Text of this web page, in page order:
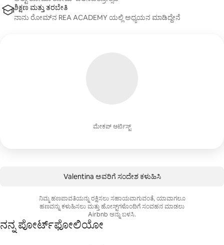
ಮೇಕಪ್ ಆರ್ಟಿಸ್ಟ್
ಶಿಕ್ಷಣ ಮತ್ತು ತರಬೇತಿ
ನಾನು ರೋಮ್‌ನ REA ACADEMY ಯಲ್ಲಿ ಅಧ್ಯಯನ ಮಾಡಿದ್ದೇನೆ
Valentina ಅವರಿಗೆ ಸಂದೇಶ ಕಳುಹಿಸಿ
ನಿಮ್ಮ ಹಣಪಾವತಿಯನ್ನು ರಕ್ಷಿಸಲು ಸಹಾಯವಾಗುವಂತೆ, ಯಾವಾಗಲೂ
ಹಣವನ್ನು ಕಳುಹಿಸಲು ಮತ್ತು ಹೋಸ್ಟ್‌ಗಳೊಂದಿಗೆ ಸಂವಹನ ಮಾಡಲು
Airbnb ಅನ್ನು ಬಳಸಿ.
ನನ್ನ ಪೋರ್ಟ್‌ಫೋಲಿಯೋ